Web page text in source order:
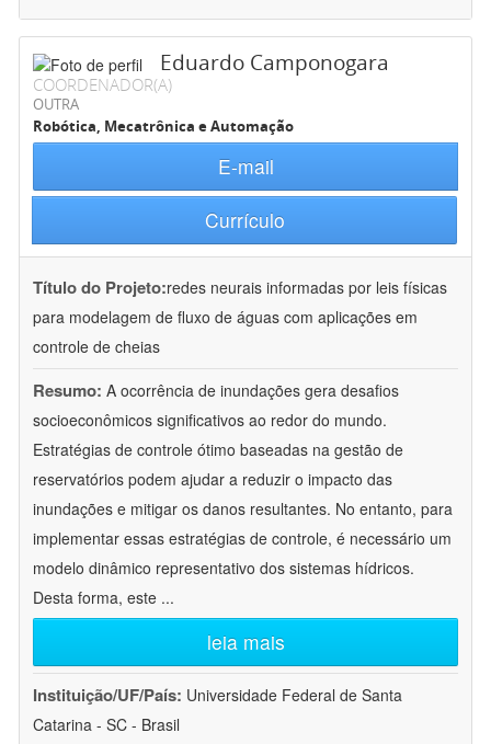
Eduardo Camponogara
COORDENADOR(A)
OUTRA
Robótica, Mecatrônica e Automação
E-mail
Currículo
Título do Projeto:redes neurais informadas por leis físicas
para modelagem de fluxo de águas com aplicações em
controle de cheias
Resumo: A ocorrência de inundações gera desafios
socioeconômicos significativos ao redor do mundo.
Estratégias de controle ótimo baseadas na gestão de
reservatórios podem ajudar a reduzir o impacto das
inundações e mitigar os danos resultantes. No entanto, para
implementar essas estratégias de controle, é necessário um
modelo dinâmico representativo dos sistemas hídricos.
Desta forma, este ...
leia mais
Instituição/UF/País: Universidade Federal de Santa
Catarina - SC - Brasil